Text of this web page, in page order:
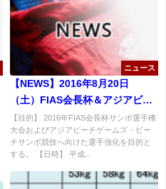
ニュース
【NEWS】2016年8月20日
（土）FIAS会長杯＆アジアビー
チゲームズ・ビーチサンボ競技
日本代表強化練習会開催
【目的】 2016年FIAS会長杯サンボ選手権
大会およびアジアビーチゲームズ・ビー
チサンボ競技へ向けた選手強化を目的と
する。 【日時】 平成...